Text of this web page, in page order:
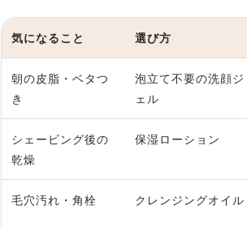
気になること 選び方
朝の皮脂・ベタつ
き
泡立て不要の洗顔ジ
ェル
シェービング後の
乾燥
保湿ローション
毛穴汚れ・角栓 クレンジングオイル